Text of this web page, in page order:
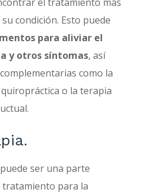
condición. Esto puede
para aliviar el
y otros síntomas, así
como la
o la terapia
ser una parte
para la